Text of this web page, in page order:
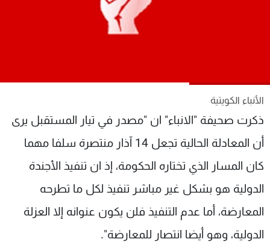
الأنباء الكويتية
ذكرت صحيفة "الانباء" ان "مصدر في تيار المستقبل يرى
أن المعادلة الحالية تجعل 14 آذار منتصرة سلفا مهما
كان المسار الذي تختاره الحكومة، إذ ان تنفيذ الأجندة
الدولية هو بشكل غير مباشر تنفيذ لكل ما تطرحه
المعارضة، أما عدم التنفيذ فلن يكون عنوانه إلا العزلة
الدولية، وهو أيضا انتصار للمعارضة".
الترددات
عن MTV
لاعلاناتكم
وظائف
شروط الإسـتخدام
سياسة الخصوصية